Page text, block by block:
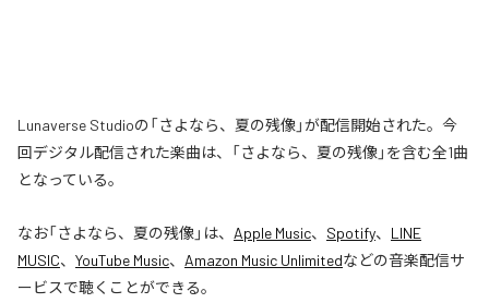
Lunaverse Studioの「さよなら、夏の残像」が配信開始された。今
回デジタル配信された楽曲は、「さよなら、夏の残像」を含む全1曲
となっている。
なお「さよなら、夏の残像」は、 Apple Music、 Spotify、 LINE
MUSIC、 YouTube Music、 Amazon Music Unlimitedなどの音楽配信サ
ービスで聴くことができる。